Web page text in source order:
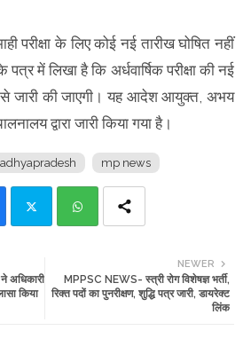
परीक्षा के लिए कोई नई तारीख घोषित नहीं
में लिखा है कि अर्धवार्षिक परीक्षा की नई
से जारी की जाएगी। यह आदेश आयुक्त, अभय
द्वारा जारी किया गया है।
mp news
tte ats
NEWER
MPPSC NEWS- स्त्री रोग विशेषज्ञ भर्ती,
रिक्त पदों का पुनरीक्षण, शुद्धि पत्र जारी, डायरेक्ट
लिंक
अधिकारी
किया